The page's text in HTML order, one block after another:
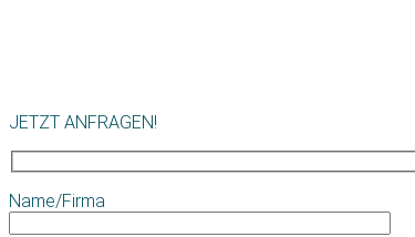
JETZT ANFRAGEN!
Name/Firma